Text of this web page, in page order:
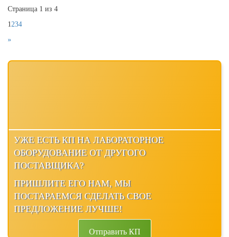
Страница 1 из 4
1234
»
УЖЕ ЕСТЬ КП НА ЛАБОРАТОРНОЕ
ОБОРУДОВАНИЕ ОТ ДРУГОГО
ПОСТАВЩИКА?
ПРИШЛИТЕ ЕГО НАМ, МЫ
ПОСТАРАЕМСЯ СДЕЛАТЬ СВОЕ
ПРЕДЛОЖЕНИЕ ЛУЧШЕ!
Отправить КП